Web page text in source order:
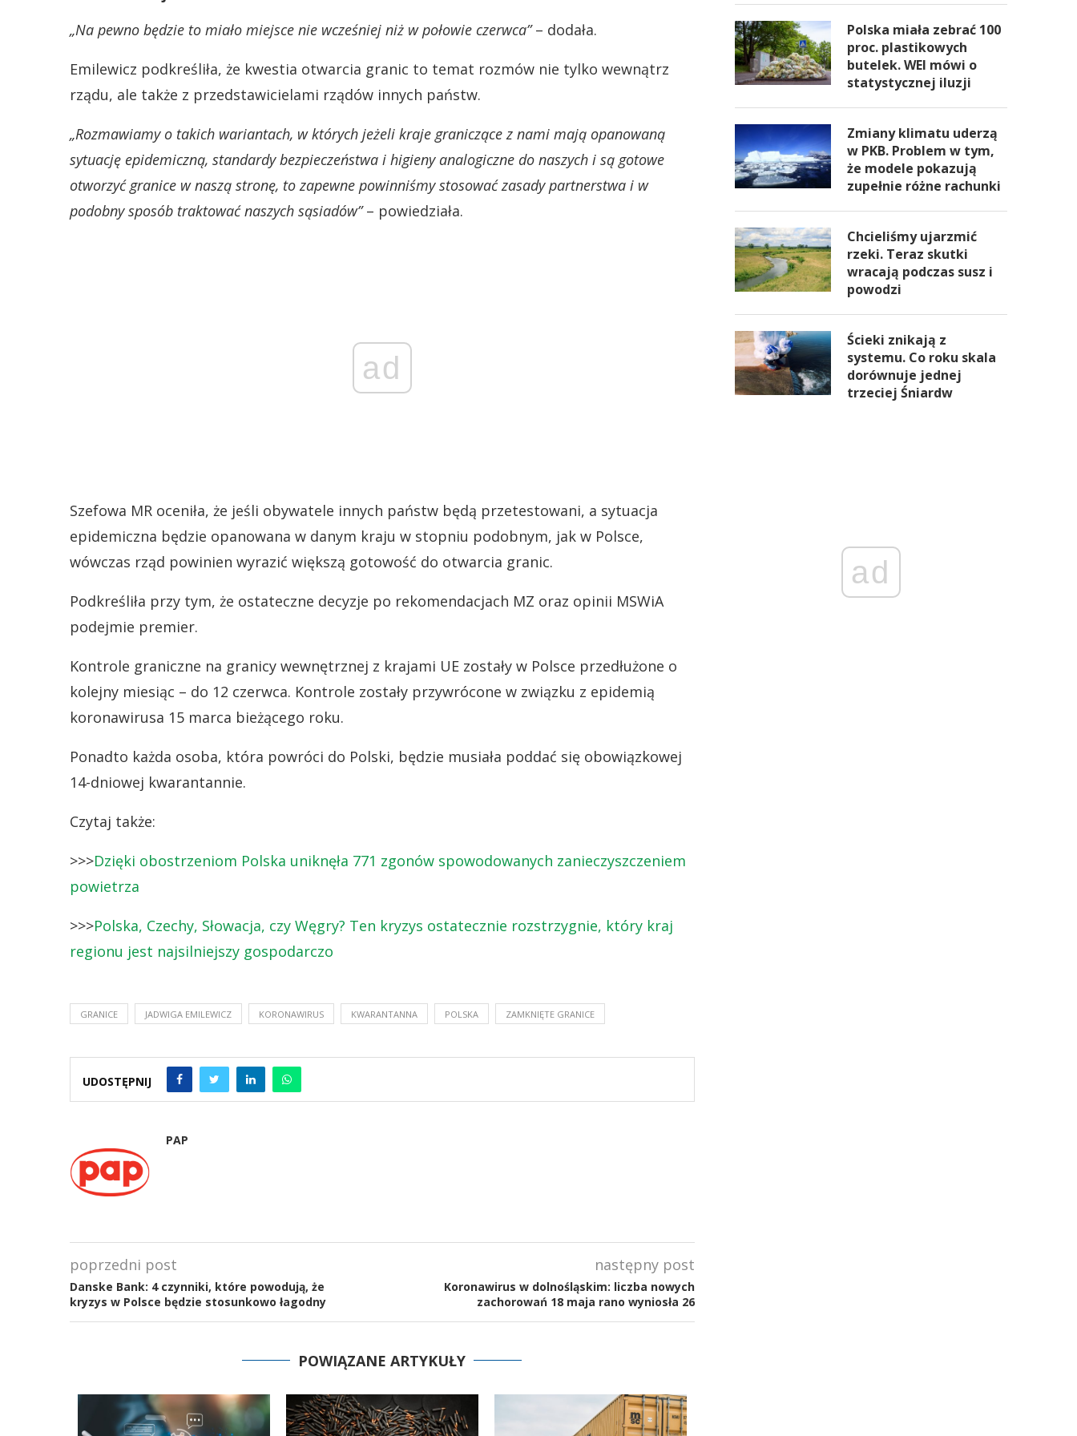
„Na pewno będzie to miało miejsce nie wcześniej niż w połowie czerwca”– dodała.
Emilewicz podkreśliła, że kwestia otwarcia granic to temat rozmów nie tylko wewnątrz
rządu, ale także z przedstawicielami rządów innych państw.
„Rozmawiamy o takich wariantach, w których jeżeli kraje graniczące z nami mają opanowaną
sytuację epidemiczną, standardy bezpieczeństwa i higieny analogiczne do naszych i są gotowe
otworzyć granice w naszą stronę, to zapewne powinniśmy stosować zasady partnerstwa i w
podobny sposób traktować naszych sąsiadów”– powiedziała.
ad
Szefowa MR oceniła, że jeśli obywatele innych państw będą przetestowani, a sytuacja
epidemiczna będzie opanowana w danym kraju w stopniu podobnym, jak w Polsce,
wówczas rząd powinien wyrazić większą gotowość do otwarcia granic.
Podkreśliła przy tym, że ostateczne decyzje po rekomendacjach MZ oraz opinii MSWiA
podejmie premier.
Kontrole graniczne na granicy wewnętrznej z krajami UE zostały w Polsce przedłużone o
kolejny miesiąc – do 12 czerwca. Kontrole zostały przywrócone w związku z epidemią
koronawirusa 15 marca bieżącego roku.
Ponadto każda osoba, która powróci do Polski, będzie musiała poddać się obowiązkowej
14-dniowej kwarantannie.
Czytaj także:
>>>Dzięki obostrzeniom Polska uniknęła 771 zgonów spowodowanych zanieczyszczeniem
powietrza
>>>Polska, Czechy, Słowacja, czy Węgry? Ten kryzys ostatecznie rozstrzygnie, który kraj
regionu jest najsilniejszy gospodarczo
GRANICE JADWIGA EMILEWICZ KORONAWIRUS KWARANTANNA POLSKA ZAMKNIĘTE GRANICE
UDOSTĘPNIJ
PAP
poprzedni post
Danske Bank: 4 czynniki, które powodują, że
kryzys w Polsce będzie stosunkowo łagodny
następny post
Koronawirus w dolnośląskim: liczba nowych
zachorowań 18 maja rano wyniosła 26
POWIĄZANE ARTYKUŁY
Polska miała zebrać 100
proc. plastikowych
butelek. WEI mówi o
statystycznej iluzji
Zmiany klimatu uderzą
w PKB. Problem w tym,
że modele pokazują
zupełnie różne rachunki
Chcieliśmy ujarzmić
rzeki. Teraz skutki
wracają podczas susz i
powodzi
Ścieki znikają z
systemu. Co roku skala
dorównuje jednej
trzeciej Śniardw
ad